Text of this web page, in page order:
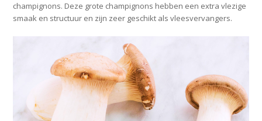
champignons. Deze grote champignons hebben een extra vlezige
smaak en structuur en zijn zeer geschikt als vleesvervangers.